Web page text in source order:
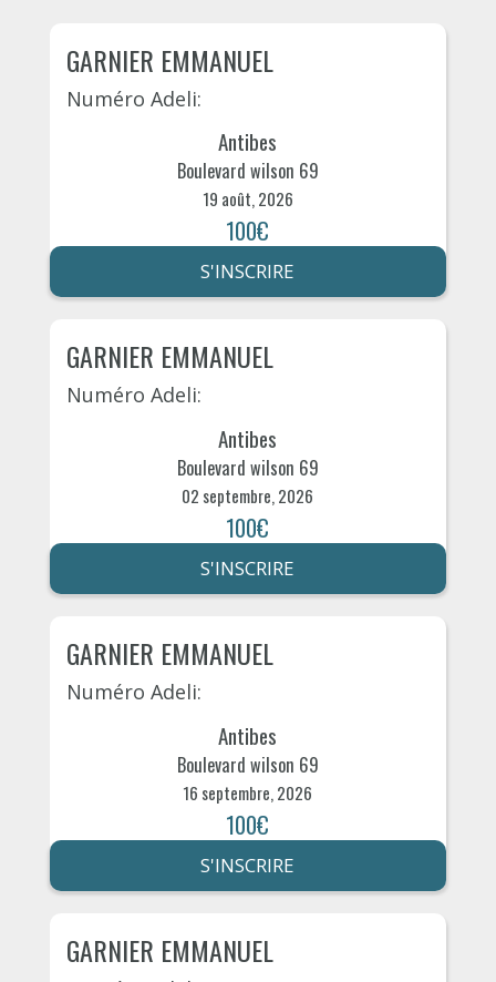
GARNIER EMMANUEL
Numéro Adeli:
Antibes
Boulevard wilson 69
19 août, 2026
100€
S'INSCRIRE
GARNIER EMMANUEL
Numéro Adeli:
Antibes
Boulevard wilson 69
02 septembre, 2026
100€
S'INSCRIRE
GARNIER EMMANUEL
Numéro Adeli:
Antibes
Boulevard wilson 69
16 septembre, 2026
100€
S'INSCRIRE
GARNIER EMMANUEL